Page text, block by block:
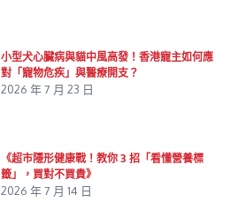
小型犬心臟病與貓中風高發！香港寵主如何應
對「寵物危疾」與醫療開支？
2026 年 7 月 23 日
《超市隱形健康戰！教你 3 招「看懂營養標
籤」，買對不買貴》
2026 年 7 月 14 日